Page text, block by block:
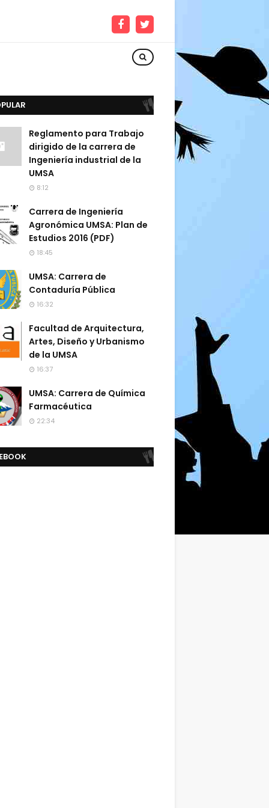
Reglamento para Trabajo
dirigido de la carrera de
Ingeniería industrial de la
UMSA
8:12
Carrera de Ingeniería
Agronómica UMSA: Plan de
Estudios 2016 (PDF)
18:45
UMSA: Carrera de
Contaduría Pública
16:32
Facultad de Arquitectura,
Artes, Diseño y Urbanismo
de la UMSA
16:37
UMSA: Carrera de Química
Farmacéutica
22:34